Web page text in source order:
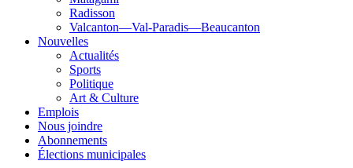
Radisson
Valcanton—Val-Paradis—Beaucanton
Nouvelles
Actualités
Sports
Politique
Art & Culture
Emplois
Nous joindre
Abonnements
Élections municipales